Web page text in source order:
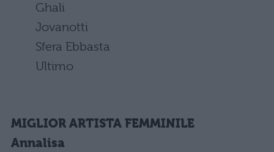
Ghali
Jovanotti
Sfera Ebbasta
Ultimo
MIGLIOR ARTISTA FEMMINILE
Annalisa